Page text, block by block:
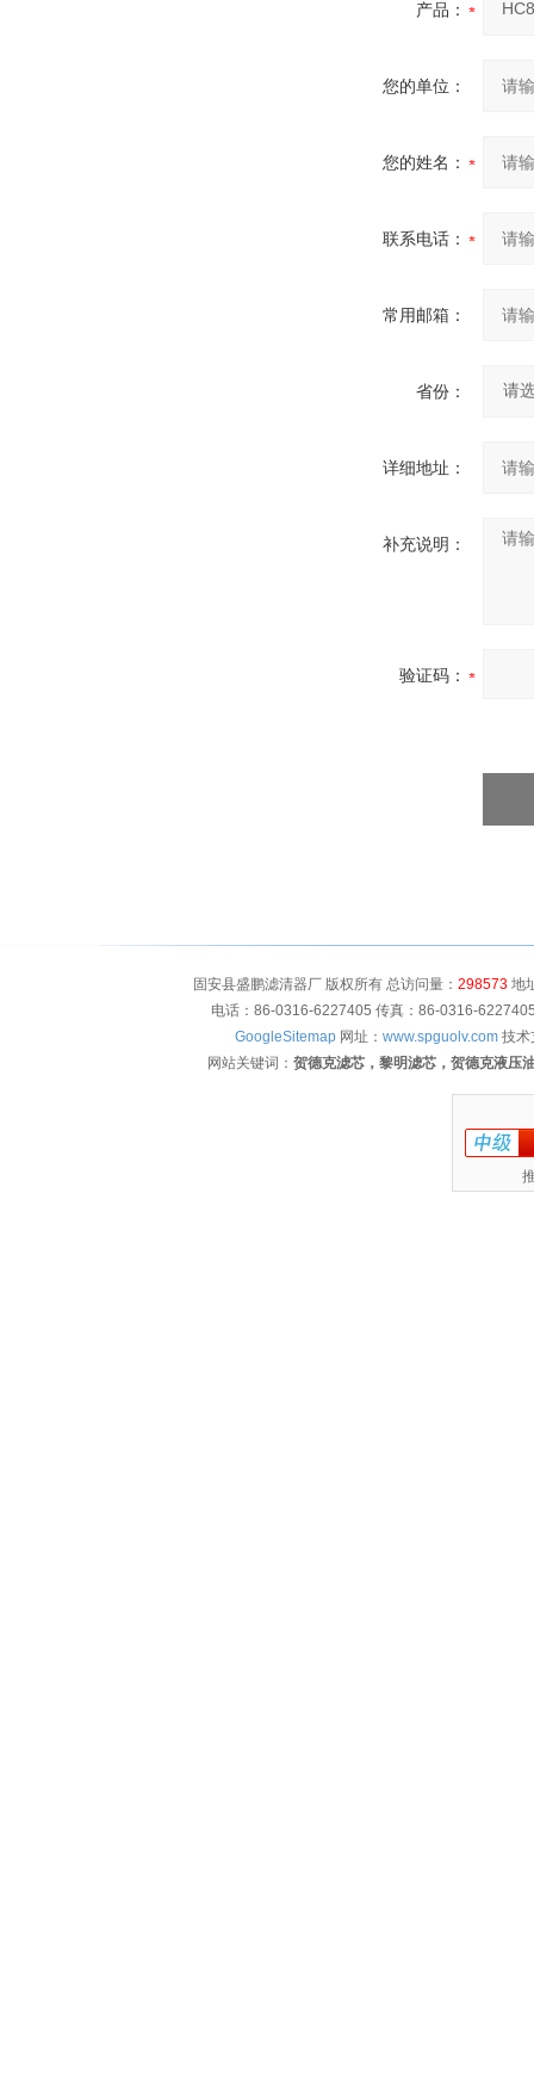
产品：
您的单位：
您的姓名：
联系电话：
常用邮箱：
省份：
详细地址：
补充说明：
验证码：
固安县盛鹏滤清器厂 版权所有 总访问量： 298573地
电话：86-0316-6227405 传真：86-0316-
GoogleSitemap 网址： www.spguolv.com 技术
网站关键词： 贺德克滤芯，黎明滤芯，贺德克液压